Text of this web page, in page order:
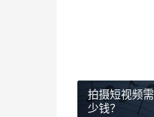
拍摄短视频
少钱？